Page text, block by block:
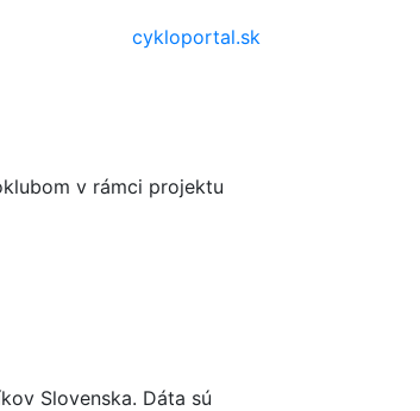
cykloportal.sk
v rámci projektu
Slovenska. Dáta sú